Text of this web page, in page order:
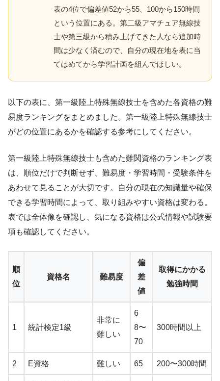
表の4位で偏差値52から55、100から150時間
という位置にある。第二級アマチュア無線技
士や第三級から積み上げてきた人なら追加時
間は少なく済むので、自分の現在地を表に当
てはめてから学習計画を組んでほしい。
以下の表に、第一級陸上特殊無線技士を含めた各資格の難
易度ランキングをまとめました。第一級陸上特殊無線技士
がどの位置にあるかを確認する参考にしてください。
第一級陸上特殊無線技士も含めた難関資格のランキング表
は、順位だけで判断せず、難易度・学習時間・受験条件を
あわせて見ることが大切です。自分の現在の知識量や確保
できる学習時間によって、取り組みやすい資格は変わる。
表では全体像を確認し、気になる資格は公式情報や試験要
項も確認してください。
順
位
資格名 難易度
偏
差
値
取得にかかる
勉強時間
1 統計検定1級
非常に
難しい
6
8〜
70
300時間以上
2 E資格 難しい 65 200〜300時間